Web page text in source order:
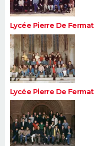
Lycée Pierre De Fermat
Lycée Pierre De Fermat